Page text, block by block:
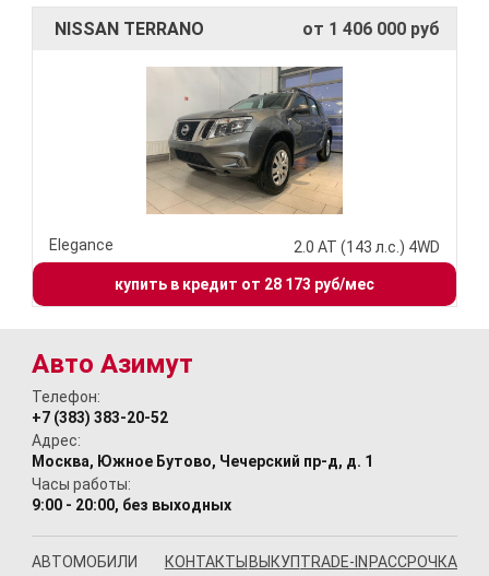
NISSAN TERRANO от 1 406 000 руб
Elegance 2.0 АТ (143 л.с.) 4WD
купить в кредит от 28 173 руб/мес
Авто Азимут
Телефон:
+7 (383) 383-20-52
Адрес:
Москва, Южное Бутово, Чечерский пр-д, д. 1
Часы работы:
9:00 - 20:00, без выходных
АВТОМОБИЛИ КОНТАКТЫ ВЫКУПTRADE-IN РАССРОЧКА